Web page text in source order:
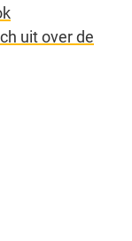
uit over de